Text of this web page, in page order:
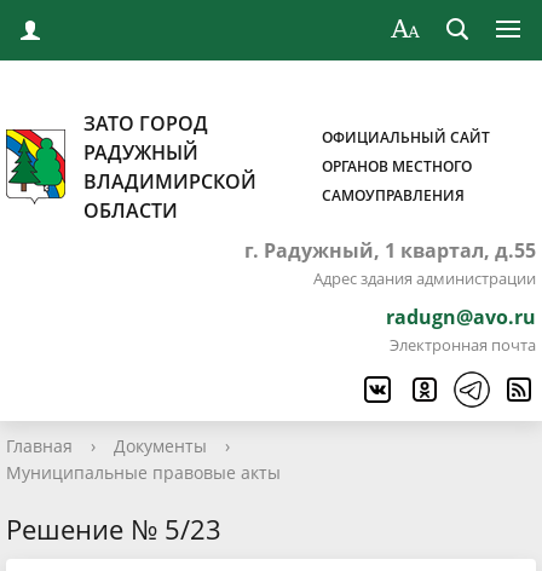
ЗАТО ГОРОД
РАДУЖНЫЙ
ВЛАДИМИРСКОЙ
ОБЛАСТИ
ОФИЦИАЛЬНЫЙ САЙТ
ОРГАНОВ МЕСТНОГО
САМОУПРАВЛЕНИЯ
г. Радужный, 1 квартал, д.55
Адрес здания администрации
radugn@avo.ru
Электронная почта
Главная › Документы
›
Муниципальные правовые акты
Решение № 5/23